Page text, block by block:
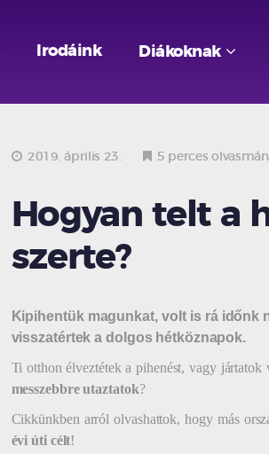
Irodáink Diákoknak
2019. április 23. 5 perces
Hogyan telt a
szerte?
Kipihentük magunkat, volt is rá időnk
visszatértek a dolgos hétköznapok.
Ti otthon élveztétek a pihenést, vagy
messzebbre utaztatok?
Cikkünkben arról olvashattok, hogy más
évi úti célt!